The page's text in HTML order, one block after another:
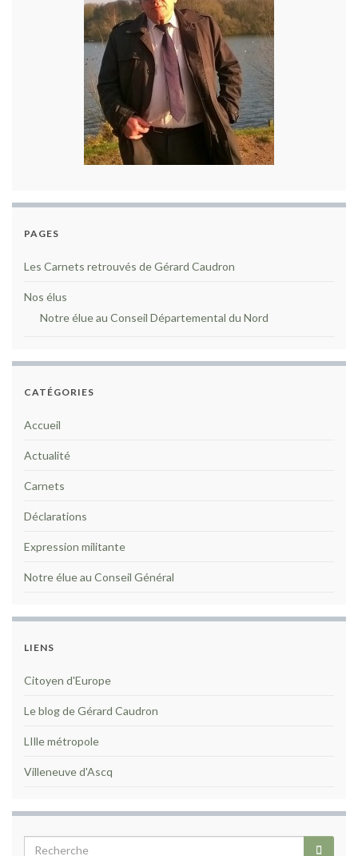
PAGES
Les Carnets retrouvés de Gérard Caudron
Nos élus
Notre élue au Conseil Départemental du Nord
CATÉGORIES
Accueil
Actualité
Carnets
Déclarations
Expression militante
Notre élue au Conseil Général
LIENS
Citoyen d'Europe
Le blog de Gérard Caudron
LIlle métropole
Villeneuve d'Ascq